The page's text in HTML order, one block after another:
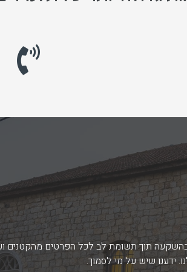
בזכות המקצועיות הגבוהה של הצוות הן בהיבט